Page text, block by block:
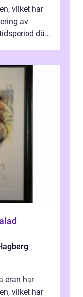
vilket har
av
där
eran har
vilket har